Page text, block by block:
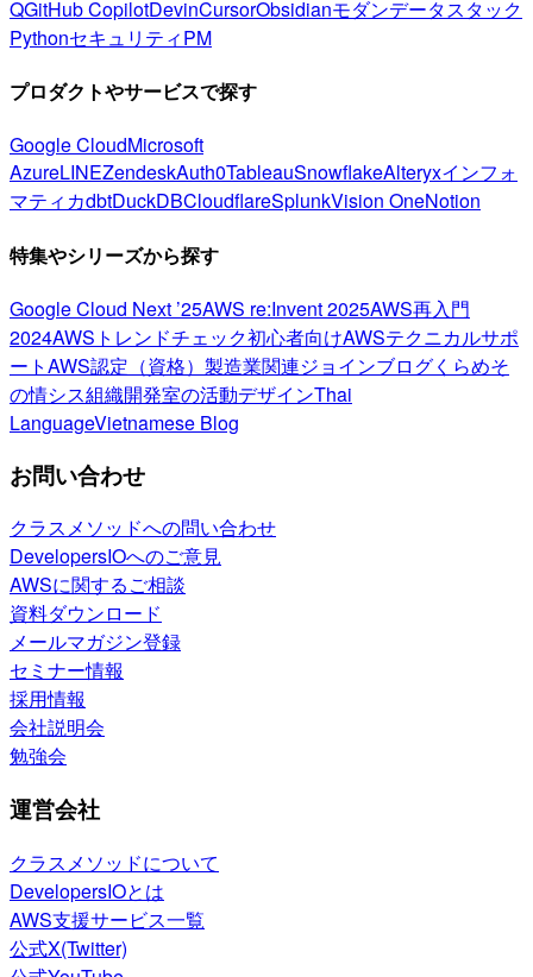
QGitHub CopilotDevinCursorObsidianモダンデータスタック
PythonセキュリティPM
プロダクトやサービスで探す
Google CloudMicrosoft
AzureLINEZendeskAuth0TableauSnowflakeAlteryxインフォ
マティカdbtDuckDBCloudflareSplunkVision OneNotion
特集やシリーズから探す
Google Cloud Next ’25AWS re:Invent 2025AWS再入門
2024AWSトレンドチェック初心者向けAWSテクニカルサポ
ートAWS認定（資格） 製造業関連ジョインブログくらめそ
の情シス組織開発室の活動デザインThai
LanguageVietnamese Blog
お問い合わせ
クラスメソッドへの問い合わせ
DevelopersIOへのご意見
AWSに関するご相談
資料ダウンロード
メールマガジン登録
セミナー情報
採用情報
会社説明会
勉強会
運営会社
クラスメソッドについて
DevelopersIOとは
AWS支援サービス一覧
公式X(Twitter)